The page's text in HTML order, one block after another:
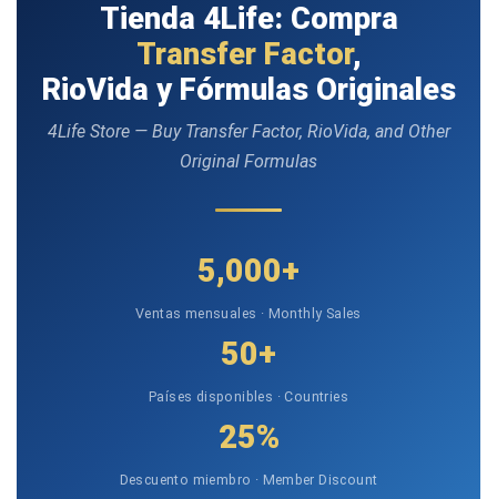
Tienda 4Life: Compra
Transfer Factor,
RioVida y Fórmulas Originales
4Life Store — Buy Transfer Factor, RioVida, and Other
Original Formulas
5,000+
Ventas mensuales · Monthly Sales
50+
Países disponibles · Countries
25%
Descuento miembro · Member Discount